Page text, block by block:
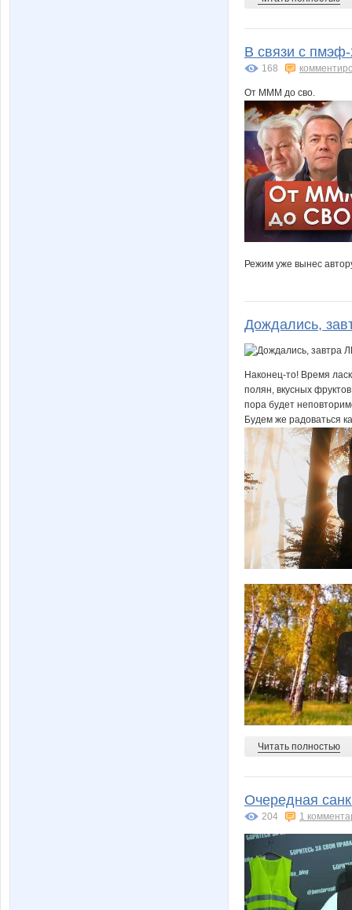
В связи с
168
От МММ до сво.
Режим уже вынес
Дождались,
Наконец-то! Время
полян, вкусных
пора будет
Будем же радоваться
Читать полностью
Очередная
204 1